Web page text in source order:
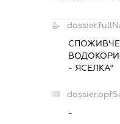
- ЯСЕЛКА"
-